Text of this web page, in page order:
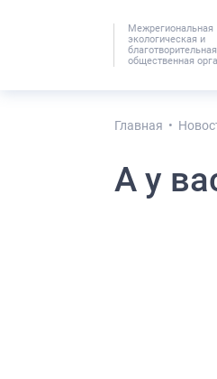
Межрегиональная
экологическая и
благотворительная
общественная
Главная
А у